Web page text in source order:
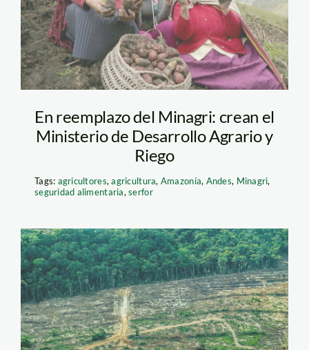
En reemplazo del Minagri: crean el
Ministerio de Desarrollo Agrario y
Riego
Tags: agricultores,agricultura, Amazonía, Andes, Minagri,
seguridad alimentaria,serfor
deforestacion-
tamshiyacu-oxfam